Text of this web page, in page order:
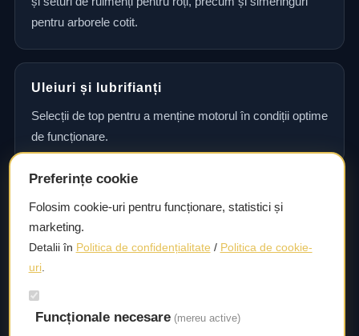
pentru arborele cotit.
Uleiuri și lubrifianți
Selecții de top pentru a menține motorul în condiții optime
de funcționare.
Consultanță și asistență tehnică
Consultanță și asistență tehnică pentru alegerea pieselor
potrivite și efectuarea reparațiilor sau întreținerii corecte.
Livrare rapidă
Preferințe cookie
Folosim cookie-uri pentru funcționare, statistici și
marketing.
Detalii în Politica de confidențialitate / Politica de cookie-
uri.
Funcționale necesare (mereu active)